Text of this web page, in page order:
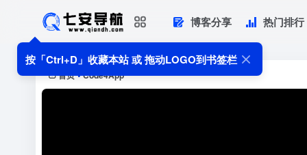
按「Ctrl+D」收藏本站 或 拖动LOGO到书签栏
博客分享 热门排行
首页 • Code4App
Code4App
Code4App是Code4App是一个移动平